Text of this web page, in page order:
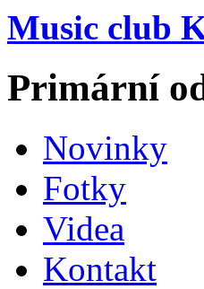
Music club
Primární
Novinky
Fotky
Videa
Kontakt